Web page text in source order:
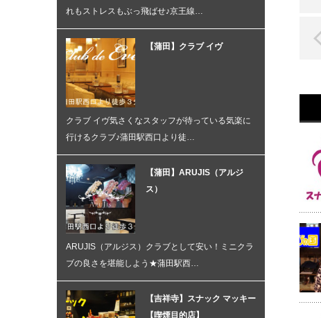
れもストレスもぶっ飛ばせ♪京王線…
【蒲田】クラブ イヴ
クラブ イヴ気さくなスタッフが待っている気楽に
行けるクラブ♪蒲田駅西口より徒…
【蒲田】ARUJIS（アルジ
ス）
ARUJIS（アルジス）クラブとして安い！ミニクラ
ブの良さを堪能しよう★蒲田駅西…
【吉祥寺】スナック マッキー
【喫煙目的店】